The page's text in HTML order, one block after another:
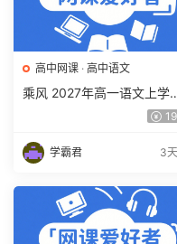
高中网课 · 高中语文
乘风 2027年高一语文上学
网课教程 高一语文 暑假班
学霸君 3